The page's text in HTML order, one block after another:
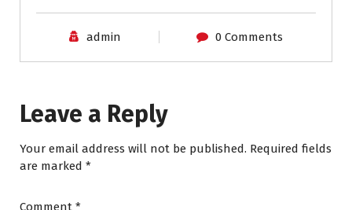
admin 0 Comments
Leave a Reply
Your email address will not be published. Required fields
are marked *
Comment *